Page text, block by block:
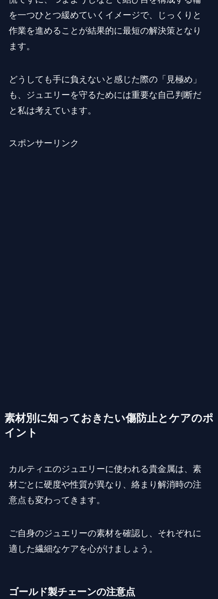
を一つひとつ緩めていくイメージで、じっくりと
作業を進めることが結果的に最短の解決策となり
ます。
どうしても手に負えないと感じた際の「見極め」
も、ジュエリーを守るためには重要な自己判断だ
と私は考えています。
スポンサーリンク
素材別に知っておきたい傷防止とケアのポ
イント
カルティエのジュエリーに使われる貴金属は、素
材ごとに硬度や性質が異なり、絡まり解消時の注
意点も変わってきます。
ご自身のジュエリーの素材を確認し、それぞれに
適した繊細なケアを心がけましょう。
ゴールド製チェーンの注意点